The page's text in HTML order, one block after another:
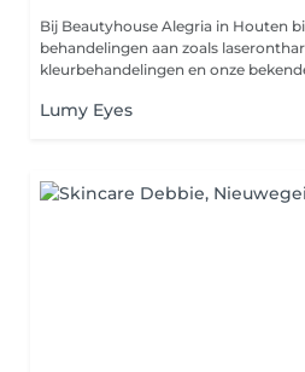
Bij Beautyhouse Alegria in Houten
behandelingen aan zoals
kleurbehandelingen en onze
Lumy Eyes